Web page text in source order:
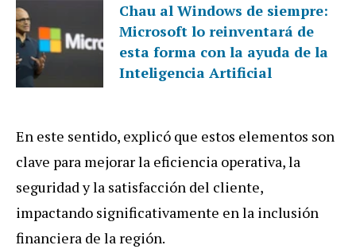
Chau al Windows de siempre:
Microsoft lo reinventará de
esta forma con la ayuda de la
Inteligencia Artificial
En este sentido, explicó que estos elementos son
clave para mejorar la eficiencia operativa, la
seguridad y la satisfacción del cliente,
impactando significativamente en la inclusión
financiera de la región.